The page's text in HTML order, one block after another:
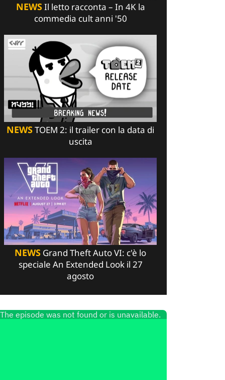
NEWSIl letto racconta – In 4K la
commedia cult anni '50
NEWSTOEM 2: il trailer con la data di
uscita
NEWS Grand Theft Auto VI: c'è lo
speciale An Extended Look il 27
agosto